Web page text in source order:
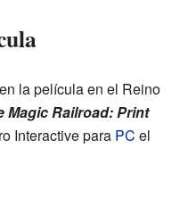
la película en el Reino
Magic Railroad: Print
Interactive para PC el